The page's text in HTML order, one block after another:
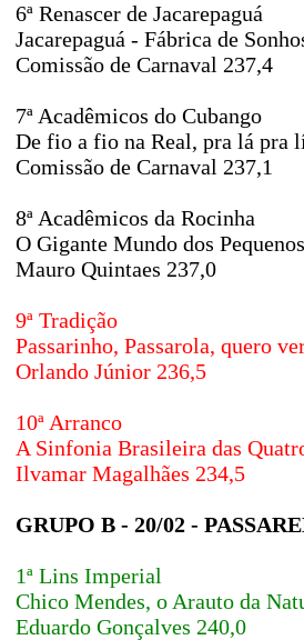
6ª Renascer de Jacarepaguá
Jacarepaguá - Fábrica de
Comissão de Carnaval 237,4
7ª Acadêmicos do Cubango
De fio a fio na Real, pra lá pra
Comissão de Carnaval 237,1
8ª Acadêmicos da Rocinha
O Gigante Mundo dos Pequenos
Mauro Quintaes 237,0
9ª Tradição
Passarinho, Passarola, quero
Orlando Júnior 236,5
10ª Arranco
A Sinfonia Brasileira das
Ilvamar Magalhães 234,5
GRUPO B - 20/02 -
1ª Lins Imperial
Chico Mendes, o Arauto da
Eduardo Gonçalves 240,0